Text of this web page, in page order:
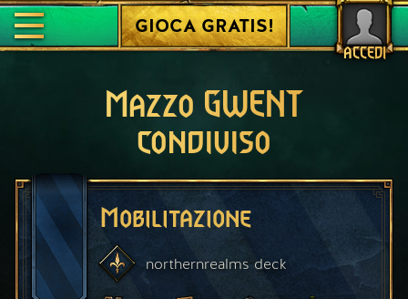
ACCEDI
GIOCA GRATIS!
Mazzo GWENT
condiviso
Mobilitazione
northernrealmsdeck